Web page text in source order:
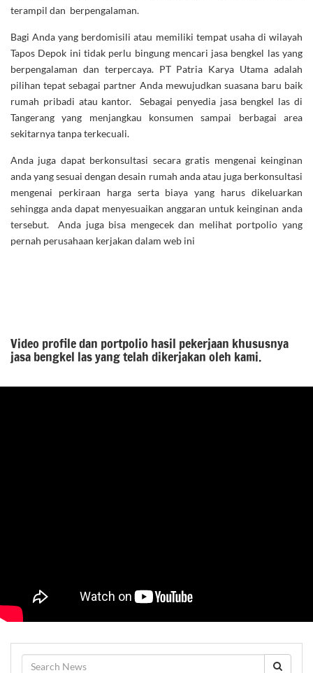
terampil dan berpengalaman.
Bagi Anda yang berdomisili atau memiliki tempat usaha di wilayah
Tapos Depok ini tidak perlu bingung mencari jasa bengkel las yang
berpengalaman dan terpercaya. PT Patria Karya Utama adalah
pilihan tepat sebagai partner Anda mewujudkan suasana baru baik
rumah pribadi atau kantor. Sebagai penyedia jasa bengkel las di
Tangerang yang menjangkau konsumen sampai berbagai area
sekitarnya tanpa terkecuali.
Anda juga dapat berkonsultasi secara gratis mengenai keinginan
anda yang sesuai dengan desain rumah anda atau juga berkonsultasi
mengenai perkiraan harga serta biaya yang harus dikeluarkan
sehingga anda dapat menyesuaikan anggaran untuk keinginan anda
tersebut. Anda juga bisa mengecek dan melihat portpolio yang
pernah perusahaan kerjakan dalam web ini
Video profile dan portpolio hasil pekerjaan khususnya
jasa bengkel las yang telah dikerjakan oleh kami.